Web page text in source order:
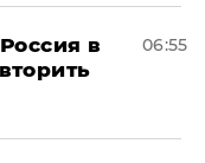
в
06:55